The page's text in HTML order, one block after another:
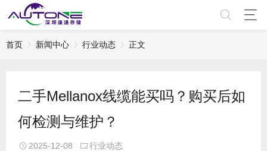
首页 新闻中心 行业动态 正文
二手Mellanox线缆能买吗？购买后如
何检测与维护？
2025-12-08 行业动态